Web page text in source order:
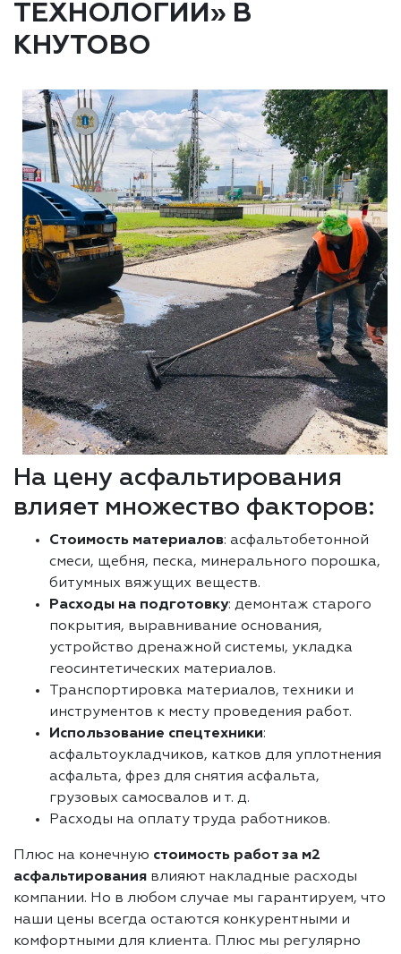
ТЕХНОЛОГИИ» В
КНУТОВО
На цену асфальтирования
влияет множество факторов:
Стоимость материалов: асфальтобетонной
смеси, щебня, песка, минерального порошка,
битумных вяжущих веществ.
Расходы на подготовку: демонтаж старого
покрытия, выравнивание основания,
устройство дренажной системы, укладка
геосинтетических материалов.
Транспортировка материалов, техники и
инструментов к месту проведения работ.
Использование спецтехники:
асфальтоукладчиков, катков для уплотнения
асфальта, фрез для снятия асфальта,
грузовых самосвалов и т. д.
Расходы на оплату труда работников.
Плюс на конечную стоимость работ за м2
асфальтирования влияют накладные расходы
компании. Но в любом случае мы гарантируем, что
наши цены всегда остаются конкурентными и
комфортными для клиента. Плюс мы регулярно